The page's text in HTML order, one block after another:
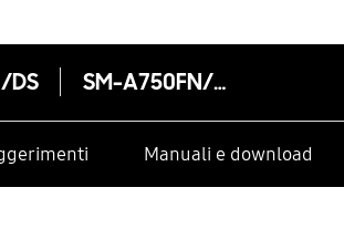
DS SM-A750FN/DS
Manuali e download